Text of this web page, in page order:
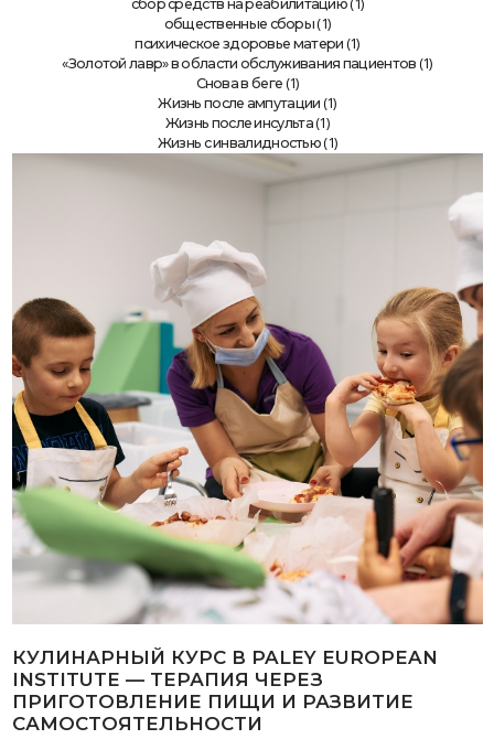
сбор средств на реабилитацию (1)
общественные сборы (1)
психическое здоровье матери (1)
«Золотой лавр» в области обслуживания пациентов (1)
Снова в беге (1)
Жизнь после ампутации (1)
Жизнь после инсульта(1)
Жизнь с инвалидностью (1)
КУЛИНАРНЫЙ КУРС В PALEY EUROPEAN
INSTITUTE — ТЕРАПИЯ ЧЕРЕЗ
ПРИГОТОВЛЕНИЕ ПИЩИ И РАЗВИТИЕ
САМОСТОЯТЕЛЬНОСТИ